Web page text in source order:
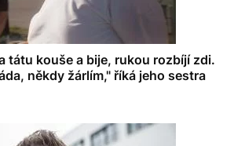
tátu kouše a bije, rukou rozbíjí zdi.
někdy žárlím," říká jeho sestra